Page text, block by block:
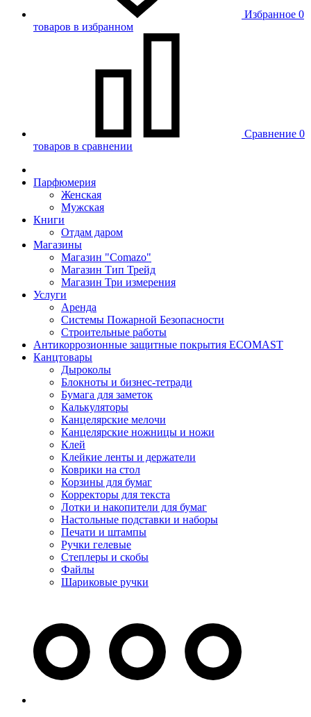
Избранное 0
товаров в избранном
Сравнение 0
товаров в сравнении
Парфюмерия
Женская
Мужская
Книги
Отдам даром
Магазины
Магазин "Comazo"
Магазин Тип Трейд
Магазин Три измерения
Услуги
Аренда
Системы Пожарной Безопасности
Строительные работы
Антикоррозионные защитные покрытия ECOMAST
Канцтовары
Дыроколы
Блокноты и бизнес-тетради
Бумага для заметок
Калькуляторы
Канцелярские мелочи
Канцелярские ножницы и ножи
Клей
Клейкие ленты и держатели
Коврики на стол
Корзины для бумаг
Корректоры для текста
Лотки и накопители для бумаг
Настольные подставки и наборы
Печати и штампы
Ручки гелевые
Степлеры и скобы
Файлы
Шариковые ручки